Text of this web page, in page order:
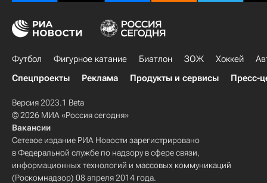
Футбол Фигурное катание Биатлон ЗОЖ Хоккей
Спецпроекты
Реклама Продукты и сервисы Пресс-
Версия 2023.1 Beta
© 2026 МИА «Россия сегодня»
Вакансии
Сетевое издание РИА Новости зарегистрировано
в Федеральной службе по надзору в сфере связи,
информационных технологий и массовых коммуникаций
(Роскомнадзор) 08 апреля 2014 года.